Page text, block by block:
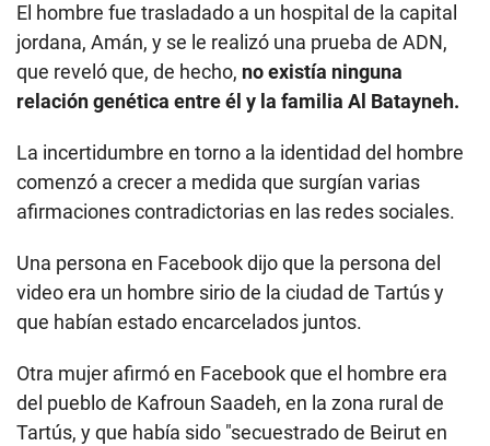
El hombre fue trasladado a un hospital de la capital
jordana, Amán, y se le realizó una prueba de ADN,
que reveló que, de hecho, no existía ninguna
relación genética entre él y la familia Al Batayneh.
La incertidumbre en torno a la identidad del hombre
comenzó a crecer a medida que surgían varias
afirmaciones contradictorias en las redes sociales.
Una persona en Facebook dijo que la persona del
video era un hombre sirio de la ciudad de Tartús y
que habían estado encarcelados juntos.
Otra mujer afirmó en Facebook que el hombre era
del pueblo de Kafroun Saadeh, en la zona rural de
Tartús, y que había sido "secuestrado de Beirut en